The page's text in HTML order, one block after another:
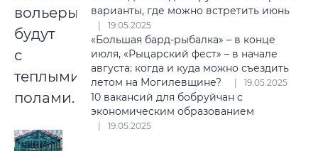
вольеры
будут
с
теплыми
полами.
варианты, где можно встретить июнь
19.05.2025
«Большая бард-рыбалка» – в конце
июля, «Рыцарский фест» – в начале
августа: когда и куда можно съездить
летом на Могилевщине?
19.05.2025
10 вакансий для бобруйчан с
экономическим образованием
19.05.2025